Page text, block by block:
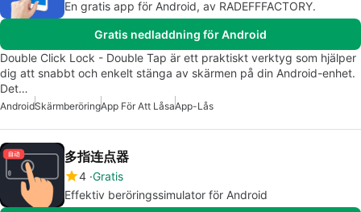
En gratis app för Android, av RADEFFFACTORY.
Gratis nedladdning för Android
Double Click Lock - Double Tap är ett praktiskt verktyg som hjälper
dig att snabbt och enkelt stänga av skärmen på din Android-enhet.
Det…
AndroidSkärmberöringApp För Att LåsaApp-Lås
多指连点器
4 Gratis
Effektiv beröringssimulator för Android